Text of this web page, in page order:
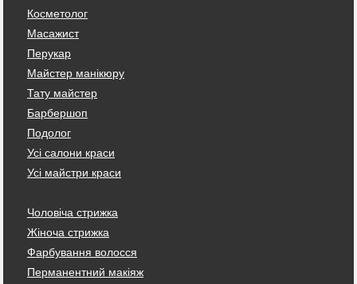
Косметолог
Масажист
Перукар
Майстер манікюру
Тату майстер
Барбершоп
Подолог
Усі салони краси
Усі майстри краси
Чоловіча стрижка
Жіноча стрижка
Фарбування волосся
Перманентний макіяж